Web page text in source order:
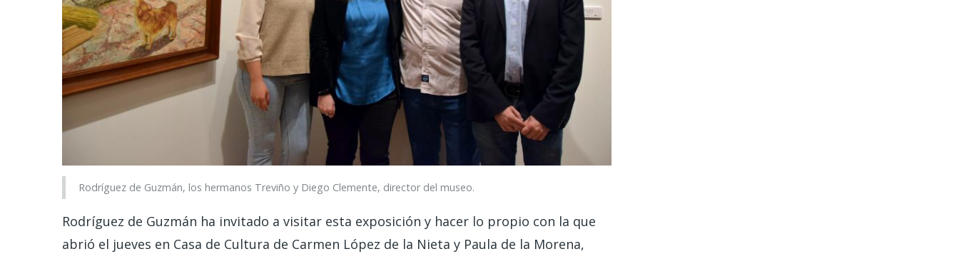
Rodríguez de Guzmán, los hermanos Treviño y Diego Clemente, director del museo.
Rodríguez de Guzmán ha invitado a visitar esta exposición y hacer lo propio con la que
abrió el jueves en Casa de Cultura de Carmen López de la Nieta y Paula de la Morena,